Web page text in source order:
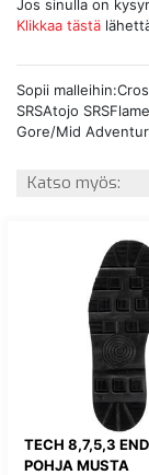
Jos sinulla on
Klikkaa tästä
Sopii
SRSAtojo
Gore/Mid
Katso myös:
TECH 8,7,5,3
POHJA MUSTA